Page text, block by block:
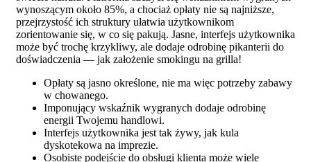
wynoszącym około 85%, a chociaż opłaty nie są najniższe,
przejrzystość ich struktury ułatwia użytkownikom
zorientowanie się, w co się pakują. Jasne, interfejs użytkownika
może być trochę krzykliwy, ale dodaje odrobinę pikanterii do
doświadczenia — jak założenie smokingu na grilla!
Opłaty są jasno określone, nie ma więc potrzeby zabawy
w chowanego.
Imponujący wskaźnik wygranych dodaje odrobinę
energii Twojemu handlowi.
Interfejs użytkownika jest tak żywy, jak kula
dyskotekowa na imprezie.
Osobiste podejście do obsługi klienta może wiele